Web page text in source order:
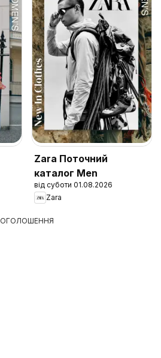
Zara Поточний
каталог Men
від суботи 01.08.2026
Zara
ОГОЛОШЕННЯ